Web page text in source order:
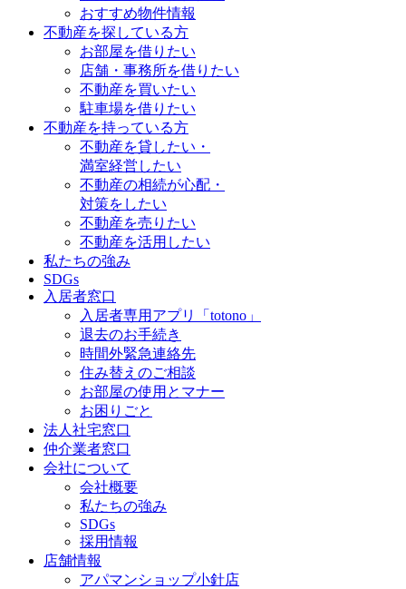
おすすめ物件情報
不動産を探している方
お部屋を借りたい
店舗・事務所を借りたい
不動産を買いたい
駐車場を借りたい
不動産を持っている方
不動産を貸したい・
満室経営したい
不動産の相続が心配・
対策をしたい
不動産を売りたい
不動産を活用したい
私たちの強み
SDGs
入居者窓口
入居者専用アプリ「totono」
退去のお手続き
時間外緊急連絡先
住み替えのご相談
お部屋の使用とマナー
お困りごと
法人社宅窓口
仲介業者窓口
会社について
会社概要
私たちの強み
SDGs
採用情報
店舗情報
アパマンショップ小針店